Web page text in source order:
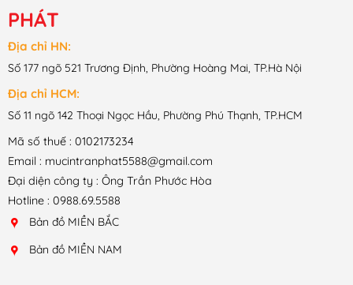
PHÁT
Địa chỉ HN:
Số 177 ngõ 521 Trương Định, Phường Hoàng Mai, TP.Hà Nội
Địa chỉ HCM:
Số 11 ngõ 142 Thoại Ngọc Hầu, Phường Phú Thạnh, TP.HCM
Mã số thuế : 0102173234
Email : mucintranphat5588@gmail.com
Đại diện công ty : Ông Trần Phước Hòa
Hotline : 0988.69.5588
Bản đồ MIỀN BẮC
Bản đồ MIỀN NAM